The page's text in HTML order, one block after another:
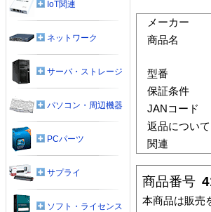
メーカー
商品名
型番
保証条件
JANコード
返品について
関連
商品番号
本商品は販売
IoT関連
ネットワーク
サーバ・ストレージ
パソコン・周辺機器
PCパーツ
サプライ
ソフト・ライセンス